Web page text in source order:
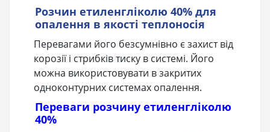
Розчин етиленгліколю 40% для
опалення в якості теплоносія
Перевагами його безсумнівно є захист від
корозії і стрибків тиску в системі. Його
можна використовувати в закритих
одноконтурних системах опалення.
Переваги розчину етиленгліколю
40%